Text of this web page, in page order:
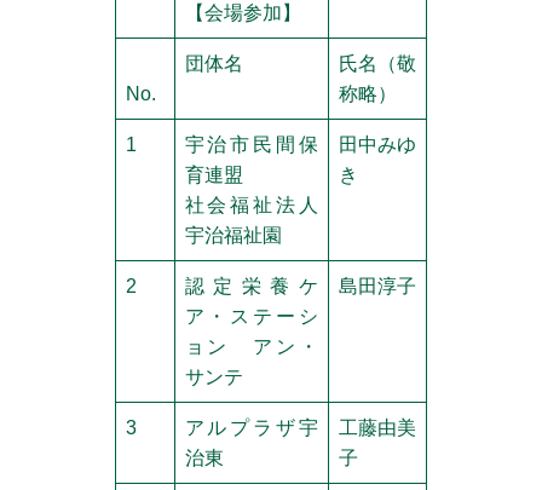
【会場参加】
No.
団体名
氏名（敬
称略）
1
宇治市民間保
育連盟
社会福祉法人
宇治福祉園
田中みゆ
き
2
認定栄養ケ
ア・ステーシ
ョン アン・
サンテ
島田淳子
3
アルプラザ宇
治東
工藤由美
子